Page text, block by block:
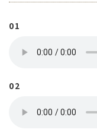
01
02